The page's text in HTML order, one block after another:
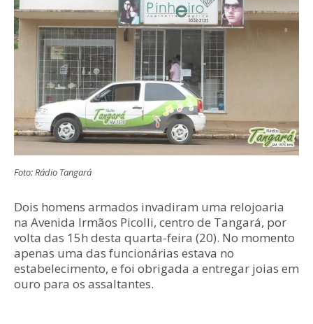
Foto: Rádio Tangará
Dois homens armados invadiram uma relojoaria
na Avenida Irmãos Picolli, centro de Tangará, por
volta das 15h desta quarta-feira (20). No momento
apenas uma das funcionárias estava no
estabelecimento, e foi obrigada a entregar joias em
ouro para os assaltantes.